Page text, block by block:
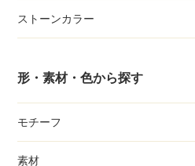
ストーンカラー
形・素材・色から探す
モチーフ
素材